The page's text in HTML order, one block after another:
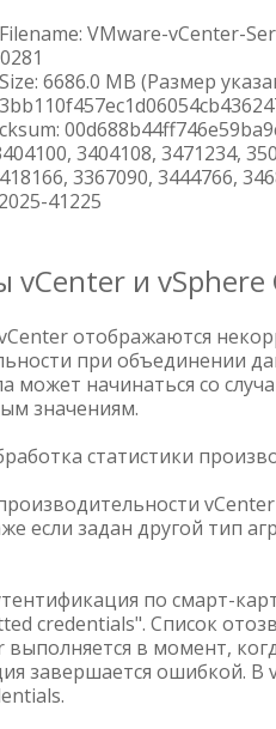
VMware-vCenter-
6686.0 MB (Размер
3404108, 3471234,
3367090, 3444766,
41225
vCenter и vSphere
отображаются
при объединении
может начинаться со
значениям.
статистики
если задан другой тип
по смарт-
credentials". Список
выполняется в момент,
завершается ошибкой. В